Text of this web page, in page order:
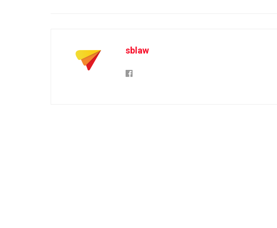
sblaw